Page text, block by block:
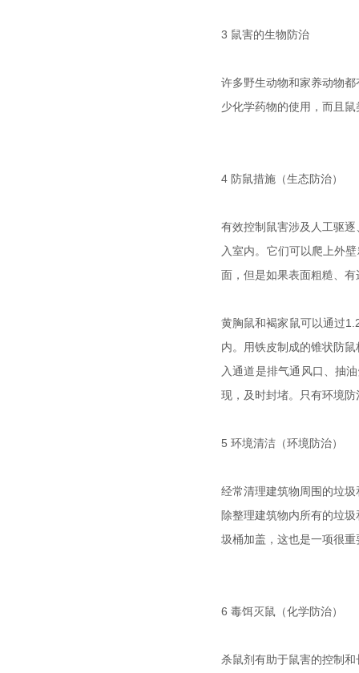
3 鼠害的生物防治
许多野生动物和家养动物
少化学药物的使用，而且
4 防鼠措施（生态防治）
有效控制鼠害涉及人工驱
入室内。它们可以爬上外
面，但是如果表面粗糙、
黄胸鼠和褐家鼠可以通过
内。用铁皮制成的锥状防
入通道是排气通风口、抽
现，及时封堵。只有环境
5 环境清洁（环境防治）
经常清理建筑物周围的垃
除整理建筑物内所有的垃
圾桶加盖，这也是一项很
6 毒饵灭鼠（化学防治）
杀鼠剂有助于鼠害的控制